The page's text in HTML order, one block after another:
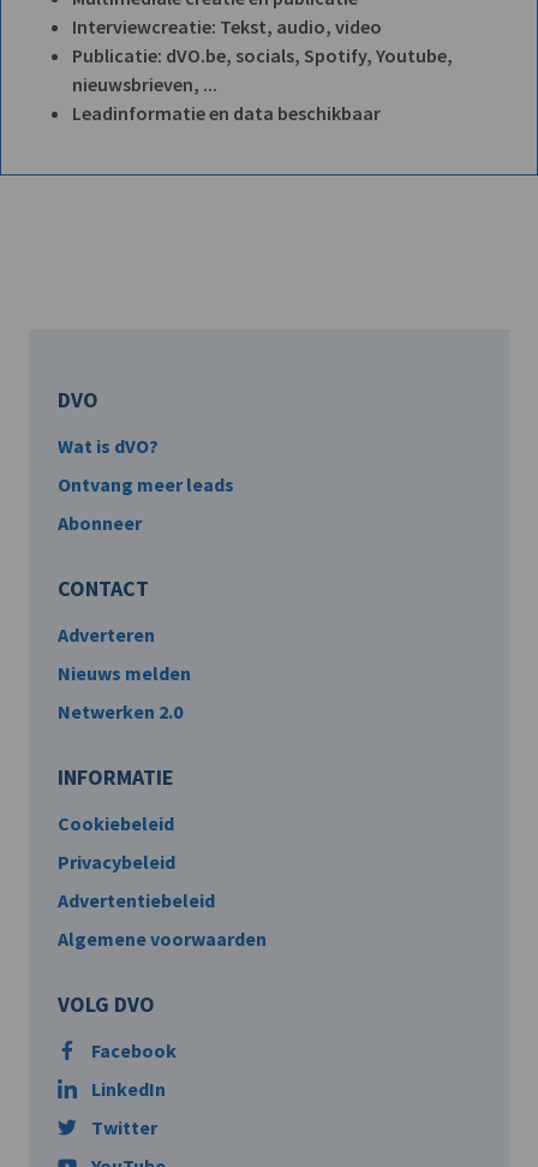
Interviewcreatie: Tekst, audio, video
Publicatie: dVO.be, socials, Spotify, Youtube,
nieuwsbrieven, ...
Leadinformatie en data beschikbaar
DVO
Wat is dVO?
Ontvang meer leads
Abonneer
CONTACT
Adverteren
Nieuws melden
Netwerken 2.0
INFORMATIE
Cookiebeleid
Privacybeleid
Advertentiebeleid
Algemene voorwaarden
VOLG DVO
Facebook
LinkedIn
Twitter